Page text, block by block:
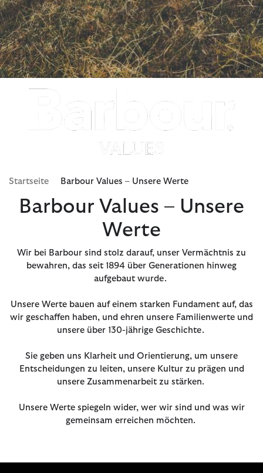
Startseite Barbour Values – Unsere Werte
Barbour Values – Unsere
Werte
Wir bei Barbour sind stolz darauf, unser Vermächtnis zu
bewahren, das seit 1894 über Generationen hinweg
aufgebaut wurde.
Unsere Werte bauen auf einem starken Fundament auf, das
wir geschaffen haben, und ehren unsere Familienwerte und
unsere über 130-jährige Geschichte.
Sie geben uns Klarheit und Orientierung, um unsere
Entscheidungen zu leiten, unsere Kultur zu prägen und
unsere Zusammenarbeit zu stärken.
Unsere Werte spiegeln wider, wer wir sind und was wir
gemeinsam erreichen möchten.